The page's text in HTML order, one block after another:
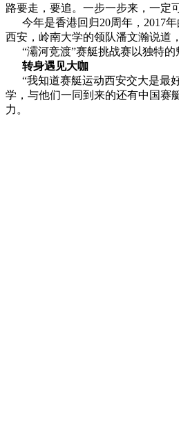
路要走，要追。一步一步来，一定
今年是香港回归20周年，2017年
西安，岭南大学的领队潘文瀚说道
“灞河竞渡”赛艇挑战赛以独特的
转身遇见大咖
“我知道赛艇运动西安交大是最好
学，与他们一同到来的还有中国赛
力。